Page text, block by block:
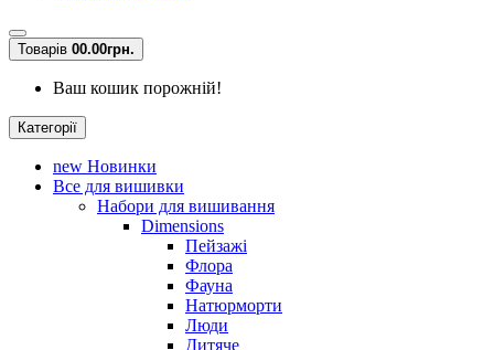
Товарів 00.00грн.
Ваш кошик порожній!
Категорії
new Новинки
Все для вишивки
Набори для вишивання
Dimensions
Пейзажі
Флора
Фауна
Натюрморти
Люди
Дитяче